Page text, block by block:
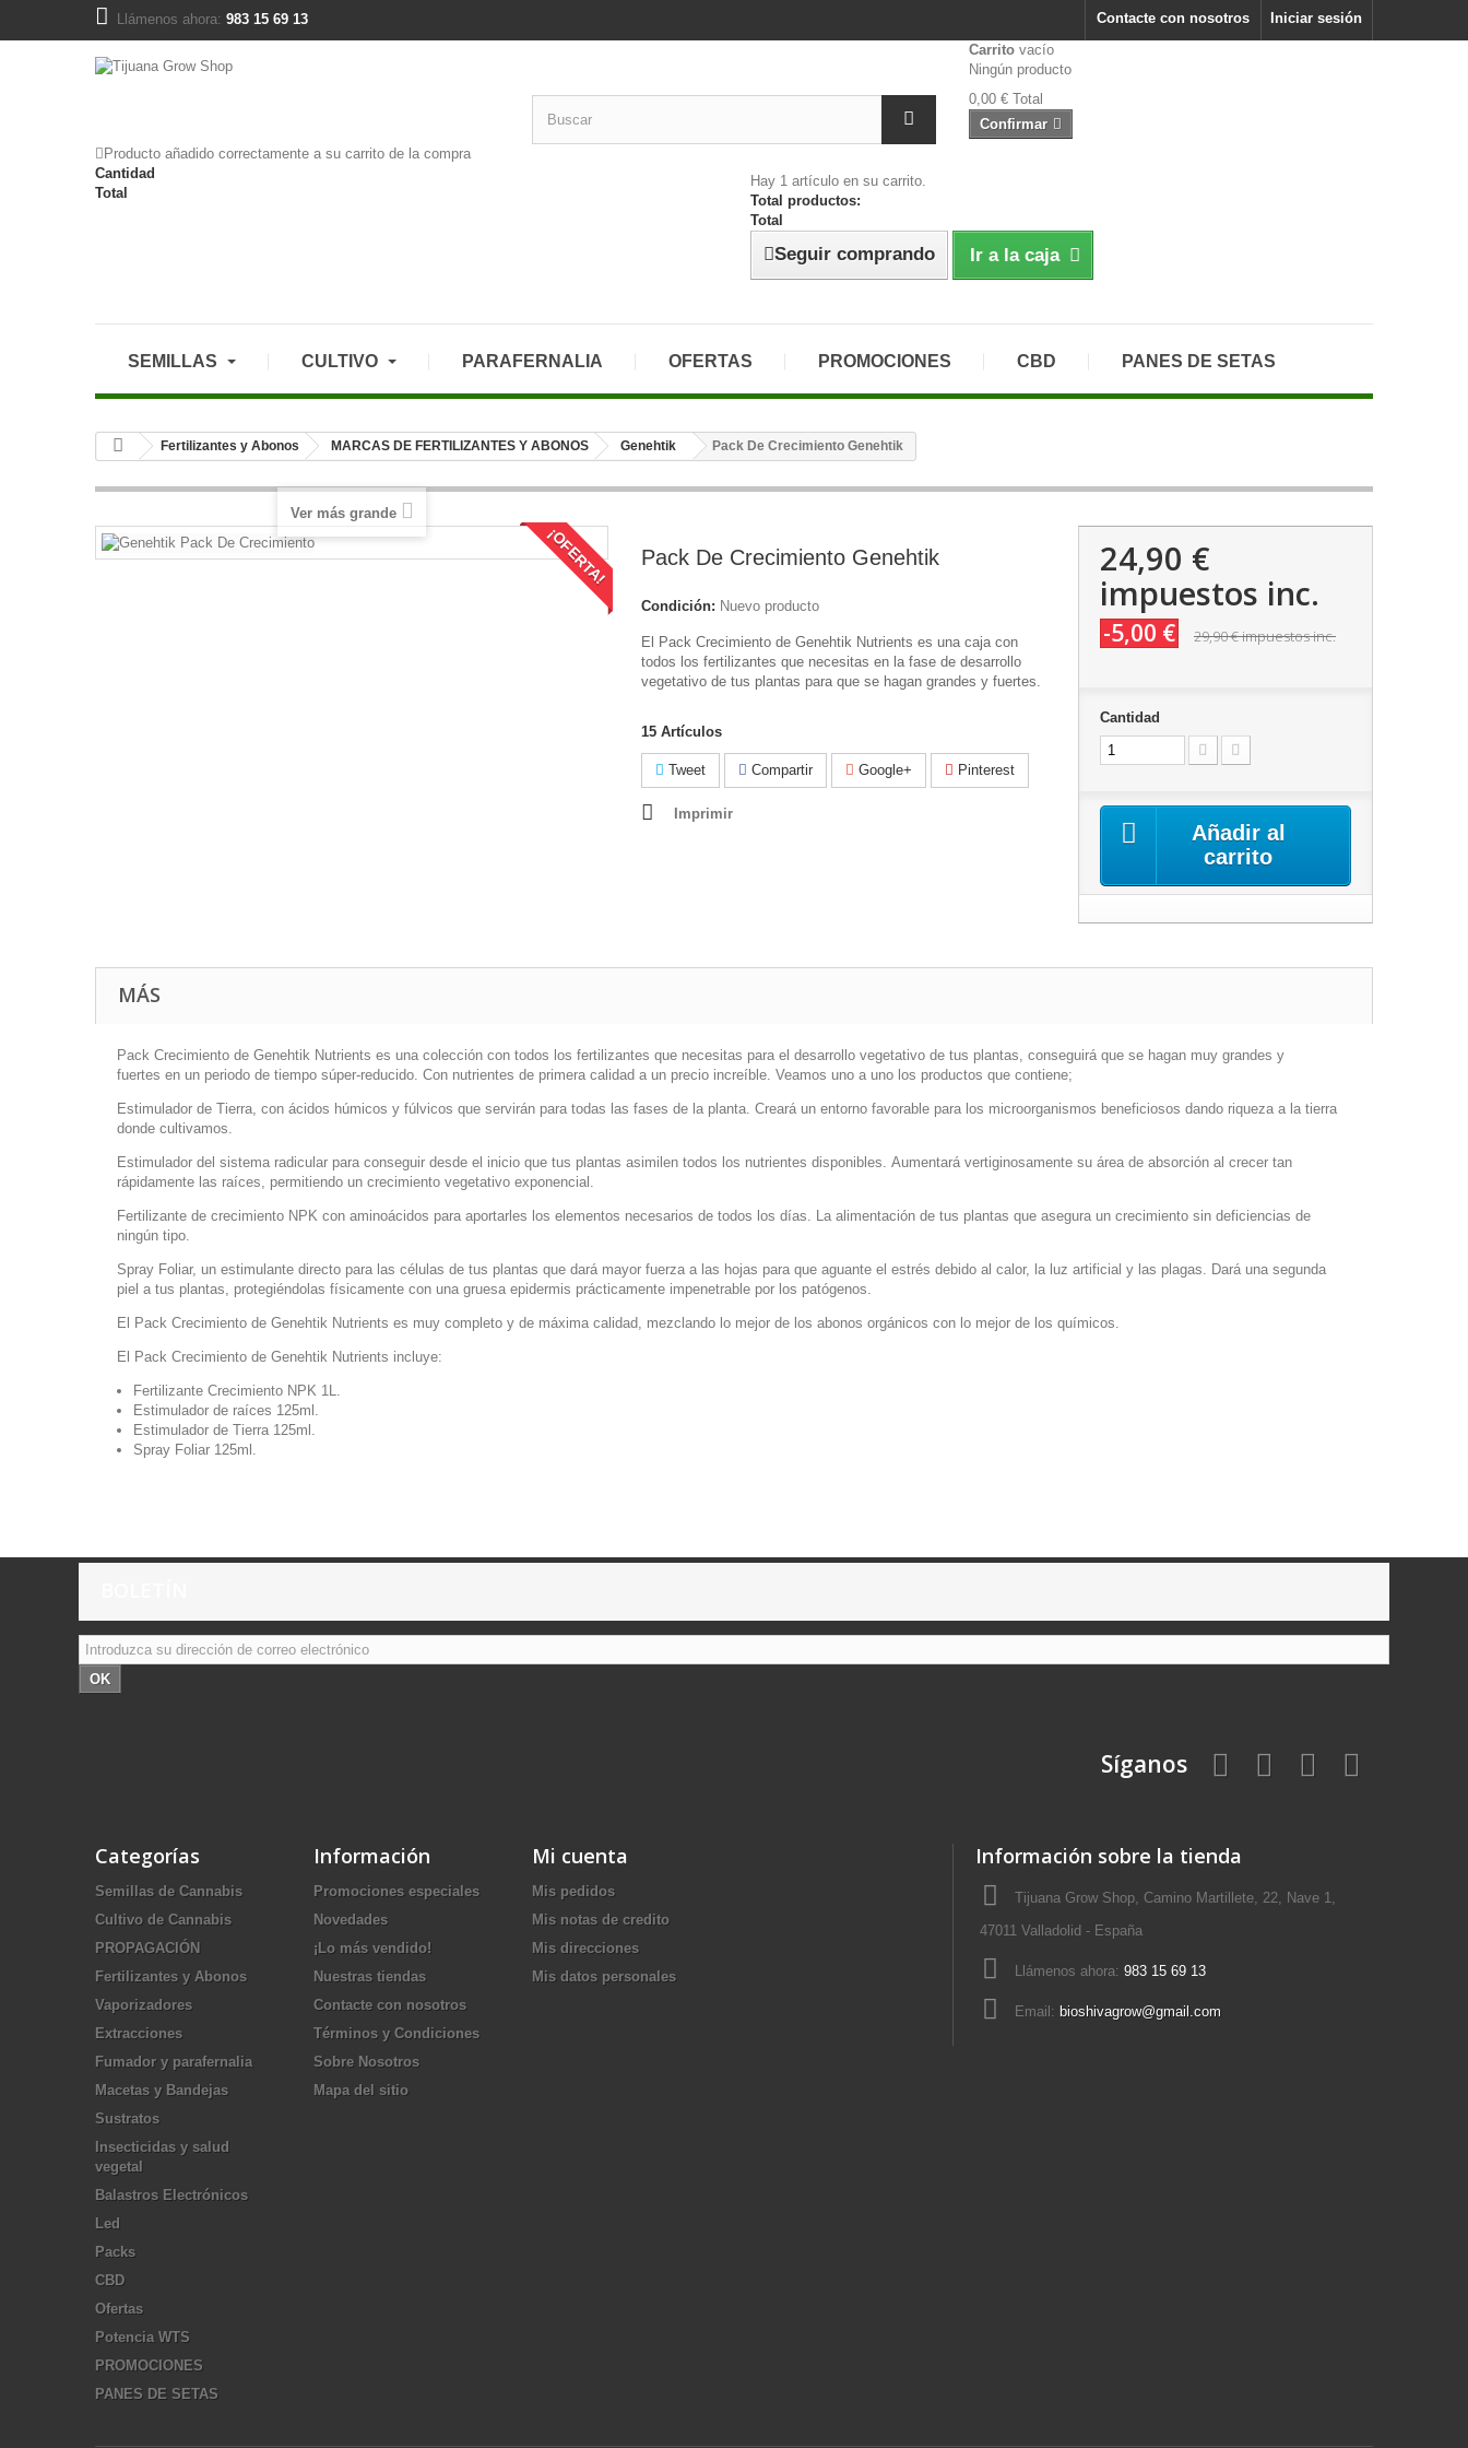
Iniciar sesión
Contacte con nosotros
Llámenos ahora: 983 15 69 13
Carrito vacío
Ningún producto
0,00 € Total
Confirmar
Producto añadido correctamente a su carrito de la compra
Cantidad
Total
Hay 1 artículo en su carrito.
Total productos:
Total
Seguir comprando Ir a la caja
SEMILLAS CULTIVO PARAFERNALIA OFERTAS PROMOCIONES CBD PANES DE SETAS
Fertilizantes y Abonos MARCAS DE FERTILIZANTES Y ABONOS Genehtik Pack De Crecimiento Genehtik
¡OFERTA!
Ver más grande
Pack De Crecimiento Genehtik
Condición: Nuevo producto
El Pack Crecimiento de Genehtik Nutrients es una caja con
todos los fertilizantes que necesitas en la fase de desarrollo
vegetativo de tus plantas para que se hagan grandes y fuertes.
15 Artículos
Tweet Compartir Google+ Pinterest
Imprimir
24,90 €
impuestos inc.
-5,00 € 29,90 €impuestos inc.
Cantidad
Añadir al
carrito
MÁS
Pack Crecimiento de Genehtik Nutrients es una colección con todos los fertilizantes que necesitas para el desarrollo vegetativo de tus plantas, conseguirá que se hagan muy grandes y
fuertes en un periodo de tiempo súper-reducido. Con nutrientes de primera calidad a un precio increíble. Veamos uno a uno los productos que contiene;
Estimulador de Tierra, con ácidos húmicos y fúlvicos que servirán para todas las fases de la planta. Creará un entorno favorable para los microorganismos beneficiosos dando riqueza a la tierra
donde cultivamos.
Estimulador del sistema radicular para conseguir desde el inicio que tus plantas asimilen todos los nutrientes disponibles. Aumentará vertiginosamente su área de absorción al crecer tan
rápidamente las raíces, permitiendo un crecimiento vegetativo exponencial.
Fertilizante de crecimiento NPK con aminoácidos para aportarles los elementos necesarios de todos los días. La alimentación de tus plantas que asegura un crecimiento sin deficiencias de
ningún tipo.
Spray Foliar, un estimulante directo para las células de tus plantas que dará mayor fuerza a las hojas para que aguante el estrés debido al calor, la luz artificial y las plagas. Dará una segunda
piel a tus plantas, protegiéndolas físicamente con una gruesa epidermis prácticamente impenetrable por los patógenos.
El Pack Crecimiento de Genehtik Nutrients es muy completo y de máxima calidad, mezclando lo mejor de los abonos orgánicos con lo mejor de los químicos.
El Pack Crecimiento de Genehtik Nutrients incluye:
Fertilizante Crecimiento NPK 1L.
Estimulador de raíces 125ml.
Estimulador de Tierra 125ml.
Spray Foliar 125ml.
OK
Síganos
Categorías
Semillas de Cannabis
Cultivo de Cannabis
PROPAGACIÓN
Fertilizantes y Abonos
Vaporizadores
Extracciones
Fumador y parafernalia
Macetas y Bandejas
Sustratos
Insecticidas y salud
vegetal
Balastros Electrónicos
Led
Packs
CBD
Ofertas
Potencia WTS
PROMOCIONES
PANES DE SETAS
Información
Promociones especiales
Novedades
¡Lo más vendido!
Nuestras tiendas
Contacte con nosotros
Términos y Condiciones
Sobre Nosotros
Mapa del sitio
Mi cuenta
Mis pedidos
Mis notas de credito
Mis direcciones
Mis datos personales
Información sobre la tienda
Tijuana Grow Shop, Camino Martillete, 22, Nave 1,
47011 Valladolid - España
Llámenos ahora: 983 15 69 13
Email: bioshivagrow@gmail.com